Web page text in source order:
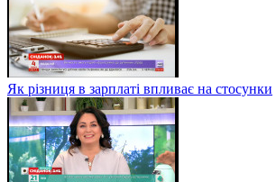
Як різниця в зарплаті впливає на стосунки